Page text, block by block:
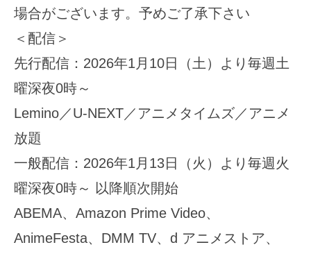
場合がございます。予めご了承下さい
＜配信＞
先行配信：2026年1月10日（土）より毎週土
曜深夜0時～
Lemino／U-NEXT／アニメタイムズ／アニメ
放題
一般配信：2026年1月13日（火）より毎週火
曜深夜0時～ 以降順次開始
ABEMA、Amazon Prime Video、
AnimeFesta、DMM TV、d アニメストア、